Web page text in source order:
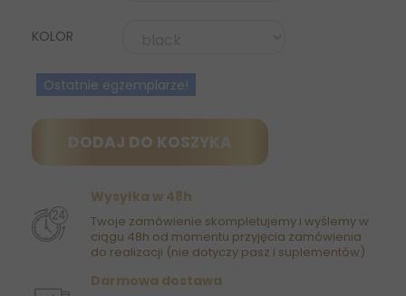
KOLOR
Ostatnie egzemplarze!
DODAJ DO KOSZYKA
Wysyłka w 48h
Twoje zamówienie skompletujemy i wyślemy w
ciągu 48h od momentu przyjęcia zamówienia
do realizacji (nie dotyczy pasz i suplementów)
Darmowa dostawa